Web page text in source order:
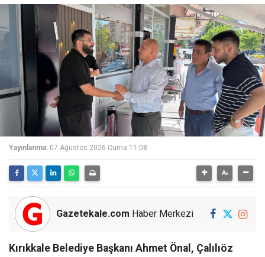
Yayınlanma: 07 Ağustos 2026 Cuma 11:08
Gazetekale.com Haber Merkezi
Kırıkkale Belediye Başkanı Ahmet Önal, Çalılıöz